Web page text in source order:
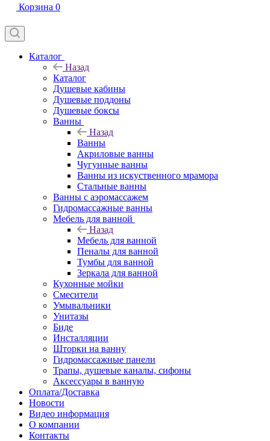
Корзина 0
Каталог
Назад
Каталог
Душевые кабины
Душевые поддоны
Душевые боксы
Ванны
Назад
Ванны
Акриловые ванны
Чугунные ванны
Ванны из искуственного мрамора
Стальные ванны
Ванны с аэромассажем
Гидромассажные ванны
Мебель для ванной
Назад
Мебель для ванной
Пеналы для ванной
Тумбы для ванной
Зеркала для ванной
Кухонные мойки
Смесители
Умывальники
Унитазы
Биде
Инсталляции
Шторки на ванну
Гидромассажные панели
Трапы, душевые каналы, сифоны
Аксессуары в ванную
Оплата/Доставка
Новости
Видео информация
О компании
Контакты